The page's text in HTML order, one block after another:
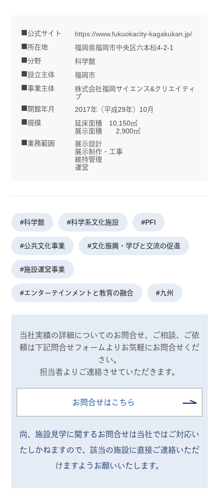
公式サイト
https://www.fukuokacity-kagakukan.jp/
所在地
福岡県福岡市中央区六本松4-2-1
分野
科学館
設立主体
福岡市
事業主体
株式会社福岡サイエンス&クリエイティ
ブ
開館年月
2017年（平成29年）10月
規模
延床面積 10,150㎡
展示面積 2,900㎡
業務範囲
展示設計
展示制作・工事
維持管理
運営
#科学館 #科学系文化施設 #PFI
#公共文化事業 #文化振興・学びと交流の促進
#施設運営事業
#エンターテインメントと教育の融合 #九州
当社実績の詳細についてのお問合せ、ご相談、ご依
頼は下記問合せフォームよりお気軽にお問合せくだ
さい。
担当者よりご連絡させていただきます。
お問合せはこちら
尚、施設見学に関するお問合せは当社ではご対応い
たしかねますので、 該当の施設に直接ご連絡いただ
けますようお願いいたします。